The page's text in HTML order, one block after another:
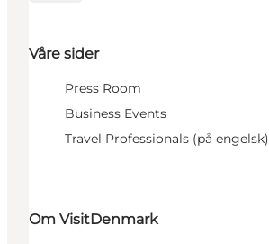
Våre sider
Press Room
Business Events
Travel Professionals (på engelsk)
Om VisitDenmark